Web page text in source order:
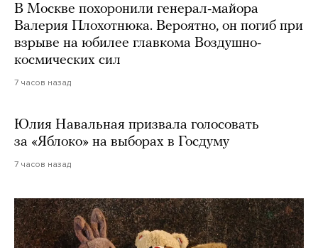
В Москве похоронили генерал-майора
Валерия Плохотнюка. Вероятно, он погиб при
взрыве на юбилее главкома Воздушно-
космических сил
7 часов назад
Юлия Навальная призвала голосовать
за «Яблоко» на выборах в Госдуму
7 часов назад